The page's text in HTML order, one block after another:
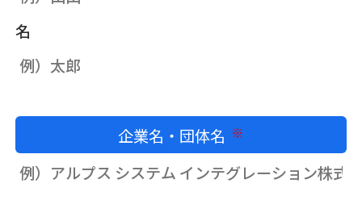
名
企業名・団体名